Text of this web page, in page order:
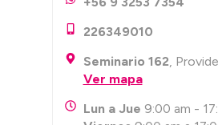
226349010
Seminario 162,
Ver mapa
Lun a Jue 9:00 am -